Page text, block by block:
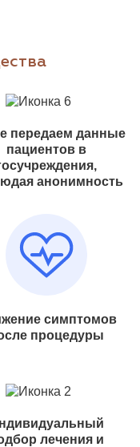
передаем данные
пациентов в
анонимность
симптомов
процедуры
лечения и